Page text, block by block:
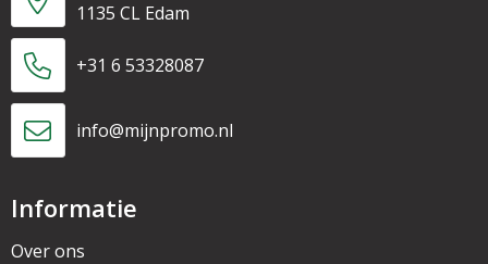
1135 CL Edam
+31 6 53328087
info@mijnpromo.nl
Informatie
Over ons